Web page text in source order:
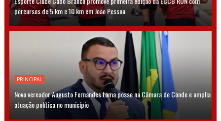
percursos de 5 km e 10 km em João Pessoa
PRINCIPAL
Novo vereador Augusto Fernandes toma posse na Câmara de Conde e amplia
atuação política no município